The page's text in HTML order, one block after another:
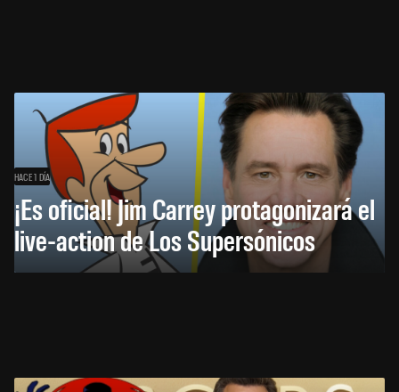
HACE 1 DÍA
¡Es oficial! Jim Carrey protagonizará el
live-action de Los Supersónicos